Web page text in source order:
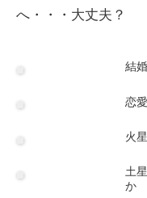
へ・・・大丈夫？
結
恋
火
土
か